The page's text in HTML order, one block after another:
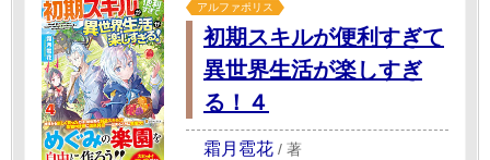
アルファポリス
初期スキルが便利すぎて
異世界生活が楽しすぎ
る！４
霜月雹花 / 著